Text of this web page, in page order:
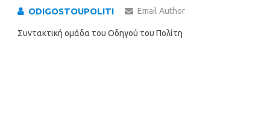
ODIGOSTOUPOLITI Email Author
Συντακτική ομάδα του Οδηγού του Πολίτη